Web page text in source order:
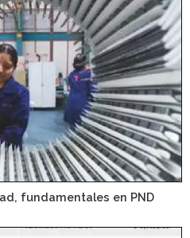
fundamentales en PND